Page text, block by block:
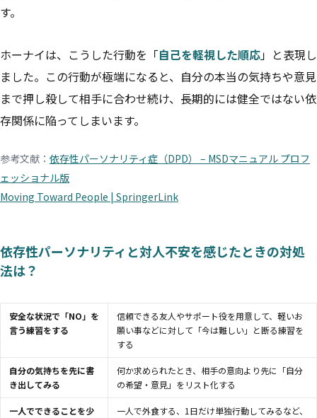
す。
ホーナイは、こうした行動を「自己を軽視した順応」と表現し
ました。この行動が極端になると、自分の本当の気持ちや意見
まで押し殺して相手に合わせ続け、長期的には健全ではない依
存関係に陥ってしまいます。
参考文献： 依存性パーソナリティ症（DPD） – MSDマニュアル プロフ
ェッショナル版
Moving Toward People | SpringerLink
依存性パーソナリティと対人不安を感じたときの対処
法は？
安全な状況で「NO」を
言う練習をする
信頼できる友人やサポート役を用意して、軽いお
願い事などに対して「今は難しい」と断る練習を
する
自分の気持ちを先に書
き出してみる
何か求められたとき、相手の意向より先に「自分
の希望・意見」をリスト化する
一人でできることを少
一人で外食する、1日だけ単独行動してみるなど、